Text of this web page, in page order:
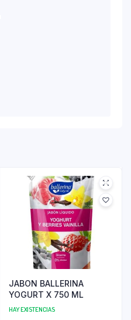
JABON BALLERINA
YOGURT X 750 ML
HAY EXISTENCIAS